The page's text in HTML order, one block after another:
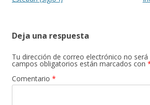
Deja una respuesta
Tu dirección de correo electrónico no será
campos obligatorios están marcados con
Comentario *